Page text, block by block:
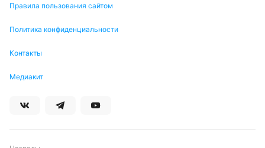
Михаил Кузнецов
Правила пользования сайтом
Политика конфиденциальности
Контакты
Медиакит